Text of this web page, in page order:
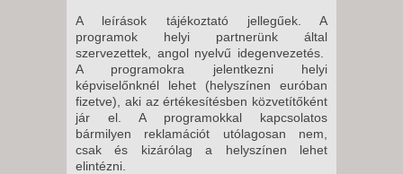
A leírások tájékoztató jellegűek. A
programok helyi partnerünk által
szervezettek, angol nyelvű idegenvezetés.
A programokra jelentkezni helyi
képviselőnknél lehet (helyszínen euróban
fizetve), aki az értékesítésben közvetítőként
jár el. A programokkal kapcsolatos
bármilyen reklamációt utólagosan nem,
csak és kizárólag a helyszínen lehet
elintézni.